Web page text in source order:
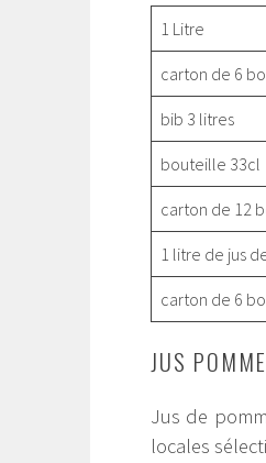
1 Litre
carton de 6
bib 3 litres
bouteille 33cl
carton de 12
1 litre de jus
carton de 6
JUS
Jus de
locales